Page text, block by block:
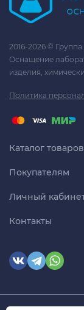
2016-2026 ©
Оснащение
изделия,
Политика
Каталог товаров
Покупателям
Личный
Контакты